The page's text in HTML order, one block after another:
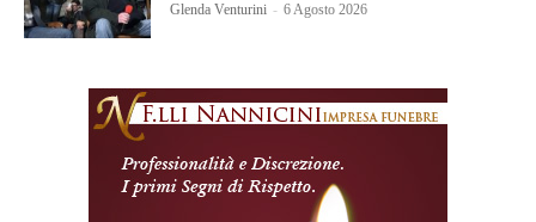
Glenda Venturini - 6 Agosto 2026